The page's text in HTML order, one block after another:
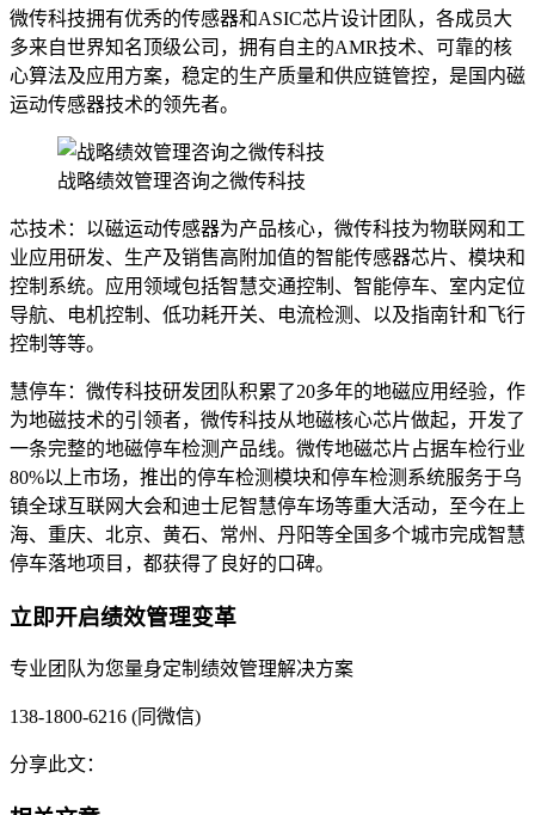
微传科技拥有优秀的传感器和ASIC芯片设计团队，各成员大
多来自世界知名顶级公司，拥有自主的AMR技术、可靠的核
心算法及应用方案，稳定的生产质量和供应链管控，是国内磁
运动传感器技术的领先者。
战略绩效管理咨询之微传科技
芯技术：以磁运动传感器为产品核心，微传科技为物联网和工
业应用研发、生产及销售高附加值的智能传感器芯片、模块和
控制系统。应用领域包括智慧交通控制、智能停车、室内定位
导航、电机控制、低功耗开关、电流检测、以及指南针和飞行
控制等等。
慧停车：微传科技研发团队积累了20多年的地磁应用经验，作
为地磁技术的引领者，微传科技从地磁核心芯片做起，开发了
一条完整的地磁停车检测产品线。微传地磁芯片占据车检行业
80%以上市场，推出的停车检测模块和停车检测系统服务于乌
镇全球互联网大会和迪士尼智慧停车场等重大活动，至今在上
海、重庆、北京、黄石、常州、丹阳等全国多个城市完成智慧
停车落地项目，都获得了良好的口碑。
立即开启绩效管理变革
专业团队为您量身定制绩效管理解决方案
138-1800-6216 (同微信)
分享此文：